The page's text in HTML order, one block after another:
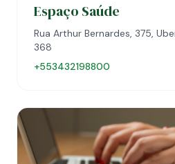
Espaço Saúde
Rua Arthur Bernardes, 375,
368
+553432198800